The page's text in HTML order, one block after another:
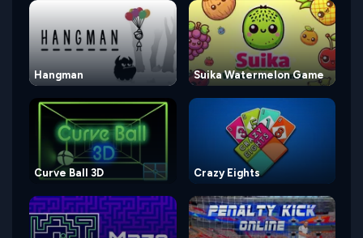
Hangman Suika Watermelon Game
Curve Ball 3D Crazy Eights